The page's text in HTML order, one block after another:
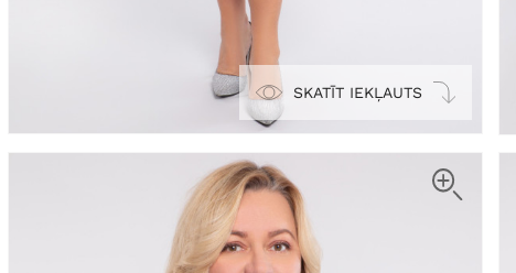
SKATĪT IEKĻAUTS